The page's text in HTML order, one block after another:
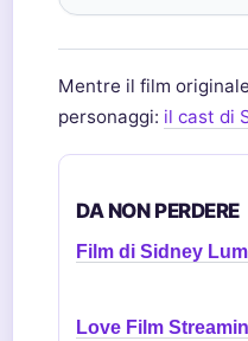
Mentre il film
personaggi: il cast di
DA NON PERDERE
Film di Sidney
Love Film